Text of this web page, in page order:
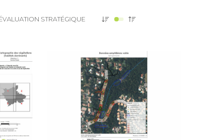
STRATÉGIQUE